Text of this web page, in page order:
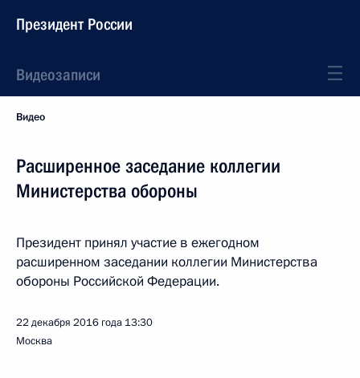
Президент России
Видеозаписи
Видео
Расширенное заседание коллегии
Министерства обороны
Президент принял участие в ежегодном
расширенном заседании коллегии Министерства
обороны Российской Федерации.
22 декабря 2016 года 13:30
Москва